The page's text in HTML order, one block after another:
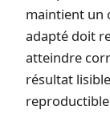
maintient un
adapté doit
atteindre
résultat